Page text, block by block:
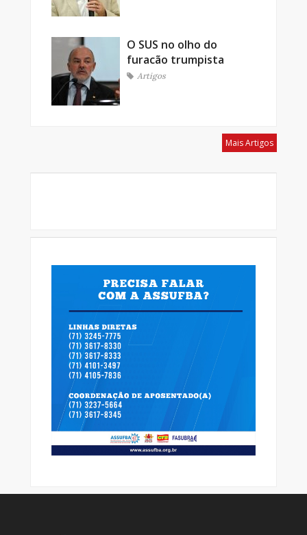
O SUS no olho do
furacão trumpista
Artigos
Mais Artigos